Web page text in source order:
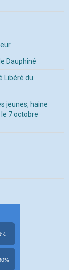
Dauphiné
Libéré du
jeunes, haine
7 octobre